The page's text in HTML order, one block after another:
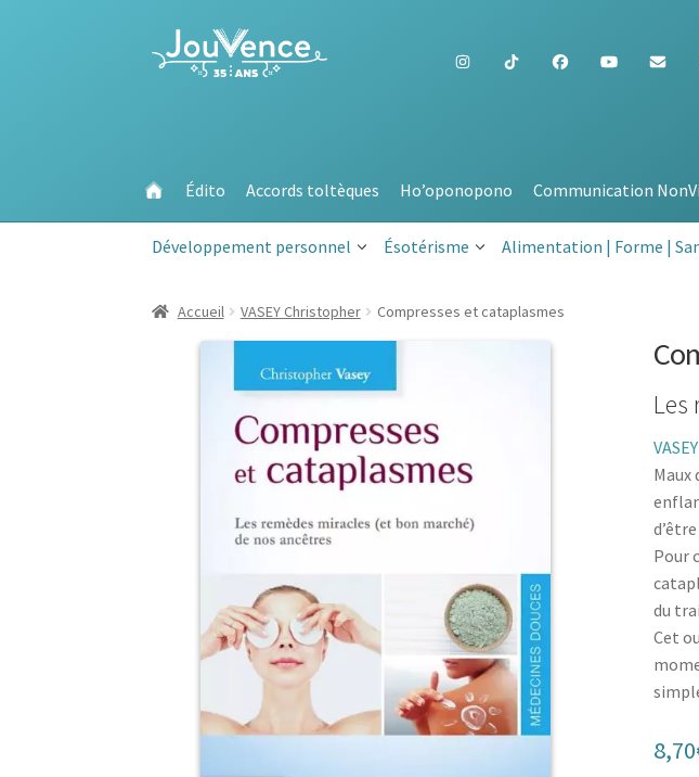
Aller
à
Aller
au
Édito Accords toltèques Ho’oponopono Communication
Développement personnel Ésotérisme Alimentation | Forme |
Accueil VASEY Christopher Compresses et cataplasmes
Les
Pour
du
Cet
8,70